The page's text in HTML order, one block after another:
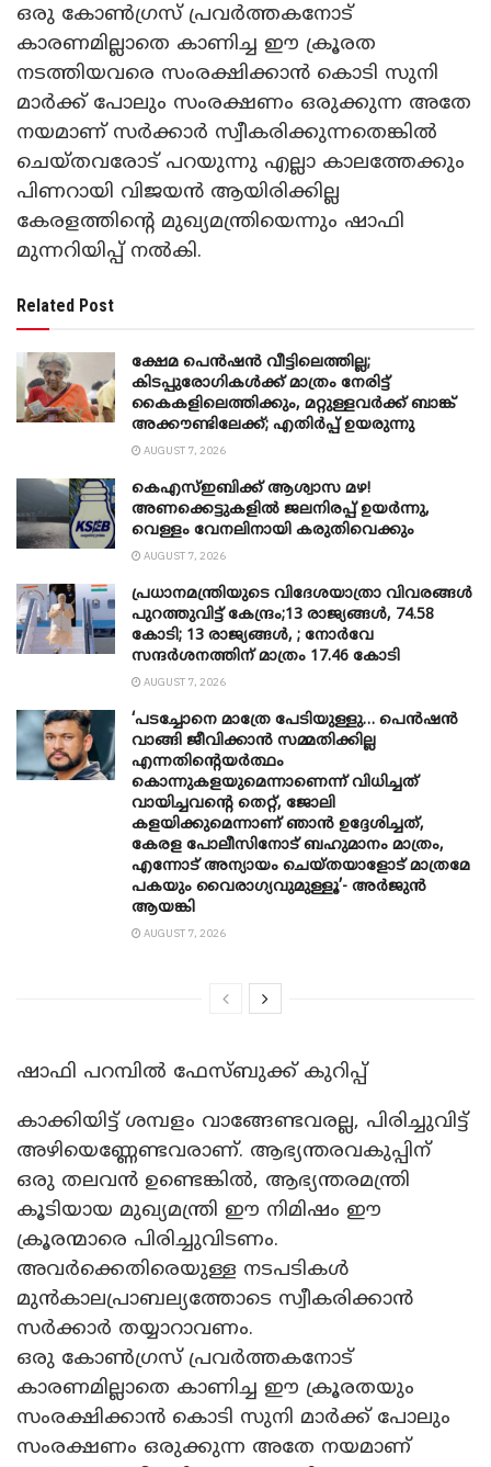
ഒരു കോണ്‍ഗ്രസ് പ്രവര്‍ത്തകനോട്
കാരണമില്ലാതെ കാണിച്ച ഈ ക്രൂരത
നടത്തിയവരെ സംരക്ഷിക്കാന്‍ കൊടി സുനി
മാര്‍ക്ക് പോലും സംരക്ഷണം ഒരുക്കുന്ന അതേ
നയമാണ് സര്‍ക്കാര്‍ സ്വീകരിക്കുന്നതെങ്കില്‍
ചെയ്തവരോട് പറയുന്നു എല്ലാ കാലത്തേക്കും
പിണറായി വിജയന്‍ ആയിരിക്കില്ല
കേരളത്തിന്റെ മുഖ്യമന്ത്രിയെന്നും ഷാഫി
മുന്നറിയിപ്പ് നല്‍കി.
Related Post
ക്ഷേമ പെൻഷൻ വീട്ടിലെത്തില്ല;
കിടപ്പുരോഗികൾക്ക് മാത്രം നേരിട്ട്
കൈകളിലെത്തിക്കും, മറ്റുള്ളവർക്ക് ബാങ്ക്
അക്കൗണ്ടിലേക്ക്; എതിർപ്പ് ഉയരുന്നു
AUGUST 7, 2026
കെഎസ്ഇബിക്ക് ആശ്വാസ മഴ!
അണക്കെട്ടുകളിൽ ജലനിരപ്പ് ഉയർന്നു,
വെള്ളം വേനലിനായി കരുതിവെക്കും
AUGUST 7, 2026
പ്രധാനമന്ത്രിയുടെ വിദേശയാത്രാ വിവരങ്ങൾ
പുറത്തുവിട്ട് കേന്ദ്രം;13 രാജ്യങ്ങൾ, 74.58
കോടി; 13 രാജ്യങ്ങൾ, ; നോർവേ
സന്ദർശനത്തിന് മാത്രം 17.46 കോടി
AUGUST 7, 2026
‘പടച്ചോനെ മാത്രേ പേടിയുള്ളു… പെൻഷൻ
വാങ്ങി ജീവിക്കാൻ സമ്മതിക്കില്ല
എന്നതിന്റെയർത്ഥം
കൊന്നുകളയുമെന്നാണെന്ന് വിധിച്ചത്
വായിച്ചവന്റെ തെറ്റ്, ജോലി
കളയിക്കുമെന്നാണ് ഞാൻ ഉദ്ദേശിച്ചത്,
കേരള പോലീസിനോട് ബഹുമാനം മാത്രം,
എന്നോട് അന്യായം ചെയ്തയാളോട് മാത്രമേ
പകയും വൈരാഗ്യവുമുള്ളൂ’- അർജുൻ
ആയങ്കി
AUGUST 7, 2026
ഷാഫി പറമ്പില്‍ ഫേസ്ബുക്ക് കുറിപ്പ്
കാക്കിയിട്ട് ശമ്പളം വാങ്ങേണ്ടവരല്ല, പിരിച്ചുവിട്ട്
അഴിയെണ്ണേണ്ടവരാണ്. ആഭ്യന്തരവകുപ്പിന്
ഒരു തലവന്‍ ഉണ്ടെങ്കില്‍, ആഭ്യന്തരമന്ത്രി
കൂടിയായ മുഖ്യമന്ത്രി ഈ നിമിഷം ഈ
ക്രൂരന്മാരെ പിരിച്ചുവിടണം.
അവര്‍ക്കെതിരെയുള്ള നടപടികള്‍
മുന്‍കാലപ്രാബല്യത്തോടെ സ്വീകരിക്കാന്‍
സര്‍ക്കാര്‍ തയ്യാറാവണം.
ഒരു കോണ്‍ഗ്രസ് പ്രവര്‍ത്തകനോട്
കാരണമില്ലാതെ കാണിച്ച ഈ ക്രൂരതയും
സംരക്ഷിക്കാന്‍ കൊടി സുനി മാര്‍ക്ക് പോലും
സംരക്ഷണം ഒരുക്കുന്ന അതേ നയമാണ്